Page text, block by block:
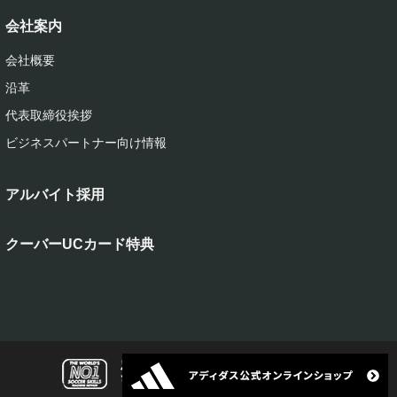
会社案内
会社概要
沿革
代表取締役挨拶
ビジネスパートナー向け情報
アルバイト採用
クーバーUCカード特典